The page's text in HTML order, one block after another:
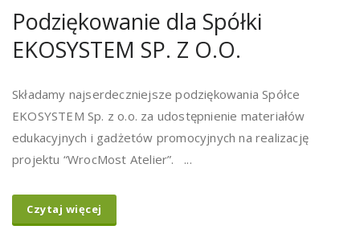
Podziękowanie dla Spółki
EKOSYSTEM SP. Z O.O.
Składamy najserdeczniejsze podziękowania Spółce
EKOSYSTEM Sp. z o.o. za udostępnienie materiałów
edukacyjnych i gadżetów promocyjnych na realizację
projektu “WrocMost Atelier”. ...
Czytaj więcej